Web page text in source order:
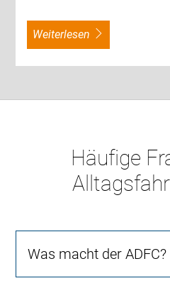
weiterlesen
Häufige
Was macht der ADFC?